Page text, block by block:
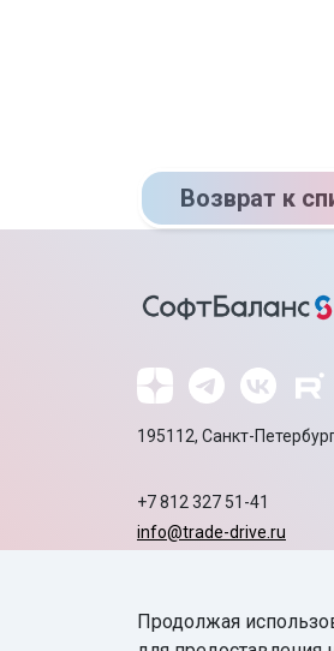
Возврат к
195112, Санкт-
+7 812 327 51-41
info@trade-drive.ru
Продолжая